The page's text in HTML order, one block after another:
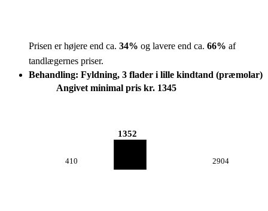
Prisen er højere end ca. 34% og lavere end ca. 66% af
tandlægernes priser.
Behandling: Fyldning, 3 flader i lille kindtand (præmolar)
Angivet minimal pris kr. 1345
410
1352
2904